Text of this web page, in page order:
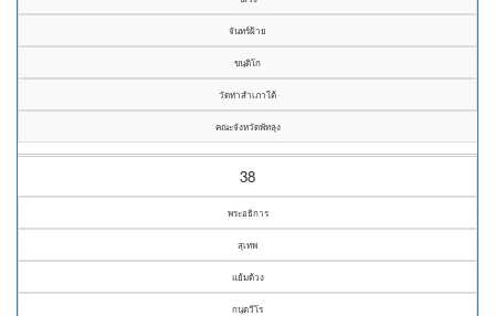
จันทร์ฝ้าย
ขนฺติโก
วัดท่าสำเภาใต้
คณะจังหวัดพัทลุง
38
พระอธิการ
สุเทพ
แย้มด้วง
กนฺตวีโร